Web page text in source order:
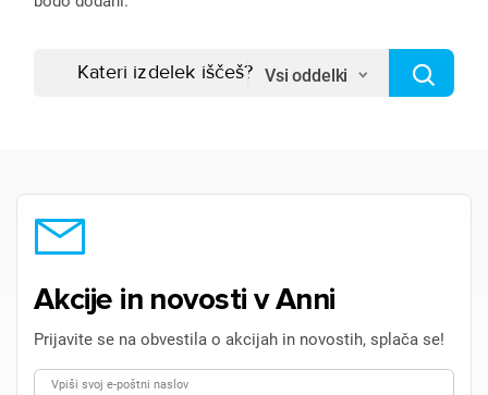
Vsi oddelki
Akcije in novosti v Anni
Prijavite se na obvestila o akcijah in novostih, splača se!
Vpiši svoj e-poštni naslov